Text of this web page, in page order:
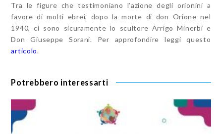
Tra le figure che testimoniano l’azione degli orionini a
favore di molti ebrei, dopo la morte di don Orione nel
1940, ci sono sicuramente lo scultore Arrigo Minerbi e
Don Giuseppe Sorani. Per approfondire leggi questo
articolo.
Potrebbero interessarti